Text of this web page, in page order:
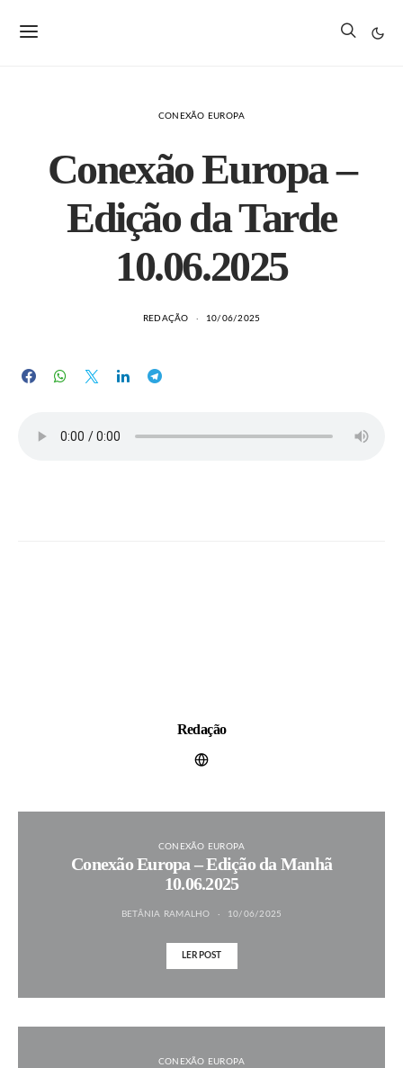
CONEXÃO EUROPA
Conexão Europa –
Edição da Tarde
10.06.2025
REDAÇÃO 10/06/2025
Redação
CONEXÃO EUROPA
Conexão Europa – Edição da Manhã
10.06.2025
BETÂNIA RAMALHO 10/06/2025
LER POST
CONEXÃO EUROPA